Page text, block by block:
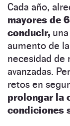
Cada año,
mayores de
conducir,
aumento de
necesidad de
avanzadas.
retos en
prolongar la
condiciones